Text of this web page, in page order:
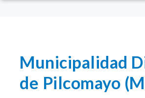
Municipalidad
de Pilcomayo